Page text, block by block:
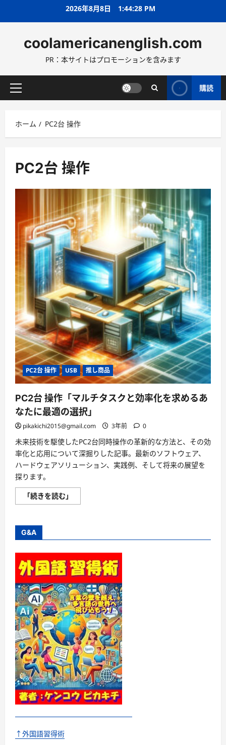
ス
ッ
2026年8月8日 1:44:29 PM
coolamericanenglish.com
PR：本サイトはプロモーションを含みます
メ
メ
ニ
ー
購読
ホーム PC2台 操作
PC2台 操作
PC2台 操作 USB 推し商品
PC2台 操作「マルチタスクと効率化を求めるあ
なたに最適の選択」
pikakichi2015@gmail.com 3年前 0
未来技術を駆使したPC2台同時操作の革新的な方法と、その効
率化と応用について深掘りした記事。最新のソフトウェア、
ハードウェアソリューション、実践例、そして将来の展望を
探ります。
「続きを読む」
台
チ
ス
ク
と
効
率
化
を
求
め
る
あ
な
た
に
最
適
の
選
択」
に
つ
い
さ
G&A
↑外国語習得術